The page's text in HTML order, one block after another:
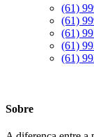
(61)
(61)
(61)
(61)
(61)
Sobre